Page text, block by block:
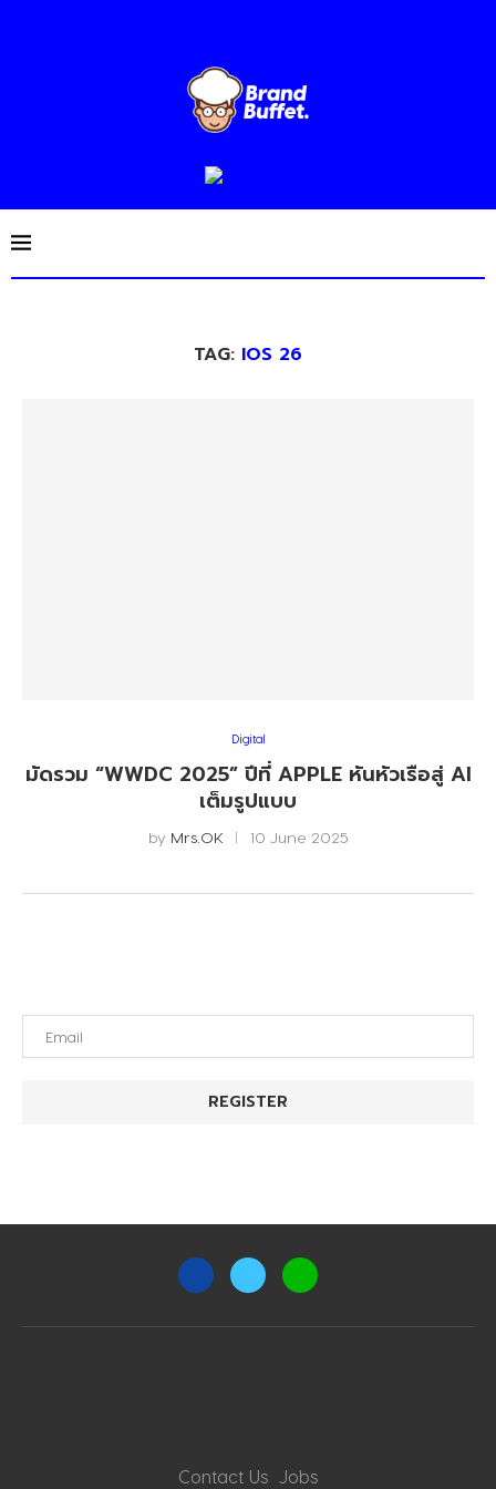
TAG: IOS 26
Digital
มัดรวม “WWDC 2025” ปีที่ APPLE หันหัวเรือสู่ AI
เต็มรูปแบบ
by Mrs.OK 10 June 2025
Contact Us Jobs